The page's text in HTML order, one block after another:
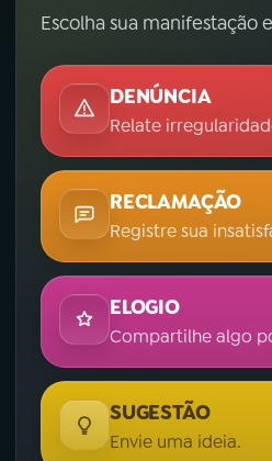
Escolha sua manifestação
DENÚNCIA
Relate
RECLAMAÇÃO
Registre sua
ELOGIO
Compartilhe algo
SUGESTÃO
Envie uma ideia.